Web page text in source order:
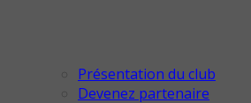
Présentation du club
Devenez partenaire